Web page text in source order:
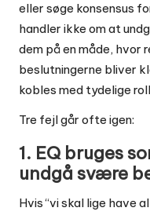
eller søge konsensus
handler ikke om at
dem på en måde, hvor
beslutningerne bliver
kobles med tydelige
Tre fejl går ofte igen:
1. EQ bruges
undgå svære
Hvis “vi skal lige have